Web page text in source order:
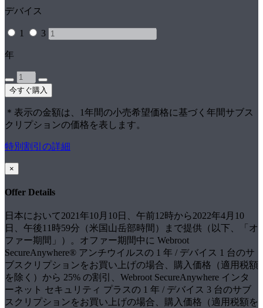
デバイス
1 3
年
今すぐ購入
＊表示の金額は、1年間の小売希望価格に基づく年間サブス
クリプションの価格を表します。
特別割引の詳細
×
Offer Details
日本において2021年10月10日、午前12時から2022年4月10
日、午後11時59分（米国山岳部時間）まで提供（以下、「オ
ファー期間」）。オファー期間中に Webroot
SecureAnywhere® アンチウイルスの 1 年 / デバイス 1 台のサ
ブスクリプションをお買い上げの場合、購入価格（適用税額
を除く）から 25% の割引、Webroot SecureAnywhere インタ
ーネット セキュリティ プラスの 1 年 / デバイス 3 台のサブ
スクリプションをお買い上げの場合、購入価格（適用税額を